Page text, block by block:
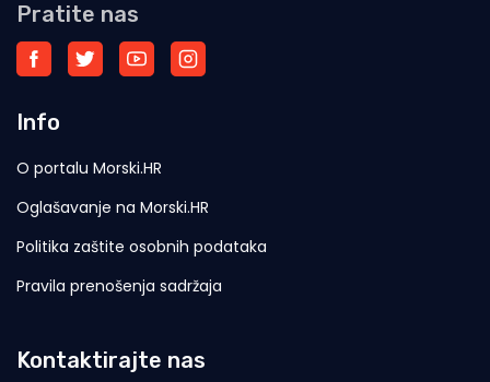
Pratite nas
Info
O portalu Morski.HR
Oglašavanje na Morski.HR
Politika zaštite osobnih podataka
Pravila prenošenja sadržaja
Kontaktirajte nas